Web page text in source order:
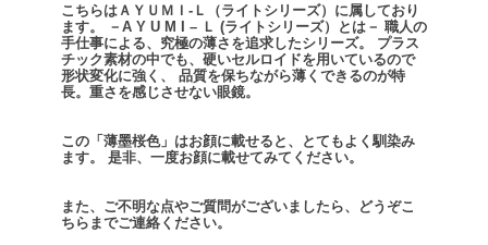
こちらはＡＹＵＭＩ-Ｌ（ライトシリーズ）に属しており
ます。
－A Y U M I – Ｌ (ライトシリーズ）とは－ 職人の
手仕事による、究極の薄さを追求したシリーズ。
プラス
チック素材の中でも、硬いセルロイドを用いているので
形状変化に強く、
品質を保ちながら薄くできるのが特
長。重さを感じさせない眼鏡。
この「薄墨桜色」はお顔に載せると、とてもよく馴染み
ます。
是非、一度お顔に載せてみてください。
また、ご不明な点やご質問がございましたら、どうぞこ
ちらまでご連絡ください。